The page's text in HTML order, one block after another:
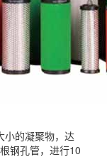
小的凝聚物，达
钢孔管，进行10